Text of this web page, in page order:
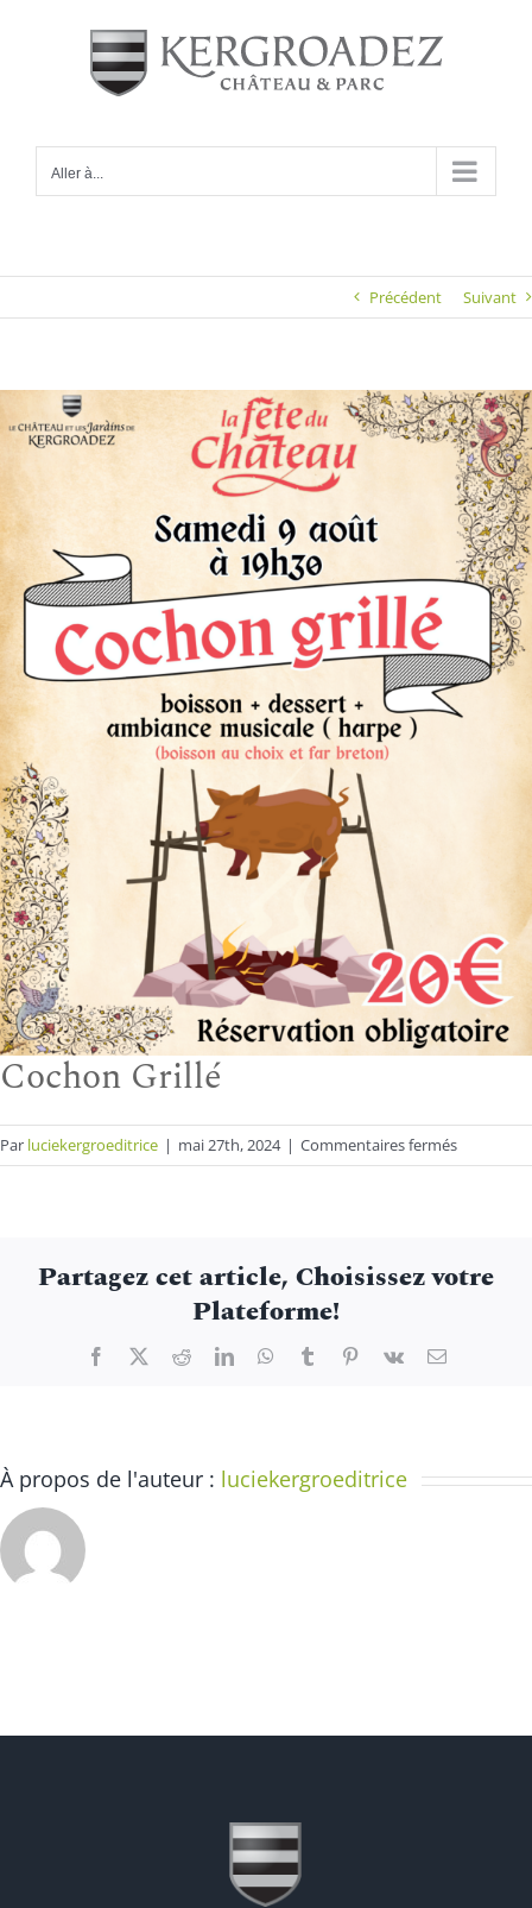
Aller à...
Précédent Suivant
l'image
Cochon Grillé
Par luciekergroeditrice | mai 27th, 2024 | Commentaires ferméssur
Cochon
Partagez cet article, Choisissez votre
Plateforme!
Facebook
X RedditLinkedInWhatsApp
TumblrPinterest
Vk Email
À propos de l'auteur : luciekergroeditrice